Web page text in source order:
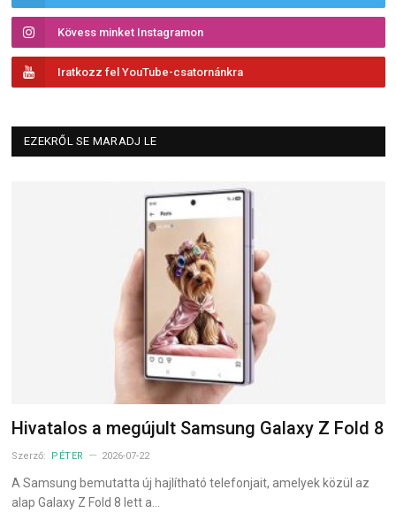
Kövess minket Instagramon
Iratkozz fel YouTube-csatornánkra
EZEKRŐL SE MARADJ LE
Hivatalos a megújult Samsung Galaxy Z Fold 8
Szerző: PÉTER 2026-07-22
A Samsung bemutatta új hajlítható telefonjait, amelyek közül az
alap Galaxy Z Fold 8 lett a…